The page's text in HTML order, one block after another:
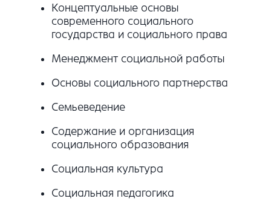
Концептуальные основы
современного социального
государства и социального права
Менеджмент социальной работы
Основы социального партнерства
Семьеведение
Содержание и организация
социального образования
Социальная культура
Социальная педагогика